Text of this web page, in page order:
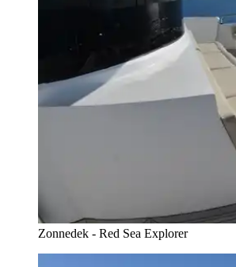
Zonnedek - Red Sea Explorer